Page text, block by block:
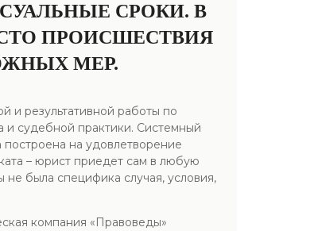
СРОКИ. В
ПРОИСШЕСТВИЯ
МЕР.
и результативной работы по
и судебной практики. Системный
на удовлетворение
– юрист приедет сам в любую
была специфика случая, условия,
компания «Правоведы»